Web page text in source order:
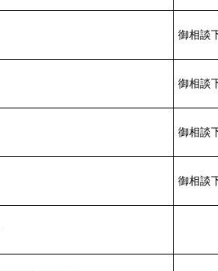
御相談
御相談
御相談
御相談